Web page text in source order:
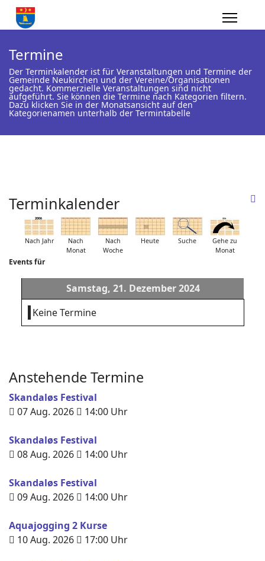
Termine
Der Terminkalender ist für Veranstaltungen und Termine der
Gemeinde Neukirchen und der Vereine/Organisationen
gedacht. Kommerzielle Veranstaltungen sind nicht
aufgeführt. Sie können die Termine nach Kategorien filtern.
Dazu klicken Sie in der Monatsansicht auf den
Kategorienamen unterhalb der Termintabelle
Terminkalender
Nach Jahr
Nach
Monat
Nach
Woche
Heute Suche
Gehe zu
Monat
Events für
Samstag, 21. Dezember 2024
Keine Termine
Anstehende Termine
Skandaløs Festival
07 Aug. 2026
14:00 Uhr
Skandaløs Festival
08 Aug. 2026
14:00 Uhr
Skandaløs Festival
09 Aug. 2026
14:00 Uhr
Aquajogging 2 Kurse
10 Aug. 2026
17:00 Uhr